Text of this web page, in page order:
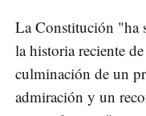
La Constitución "ha
la historia reciente
culminación de un
admiración y un